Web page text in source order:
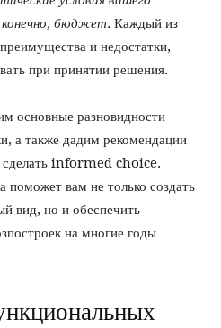
бюджет. Каждый из
и недостатки,
при принятии решения.
основные разновидности
а также дадим рекомендации
сделать informed choice.
поможет вам не только создать
вид, но и обеспечить
на многие годы